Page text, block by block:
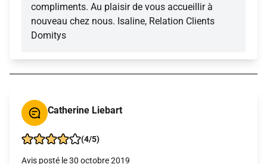
compliments. Au plaisir de vous accueillir à
nouveau chez nous. Isaline, Relation Clients
Domitys
Catherine Liebart
(4/5)
Avis posté le 30 octobre 2019